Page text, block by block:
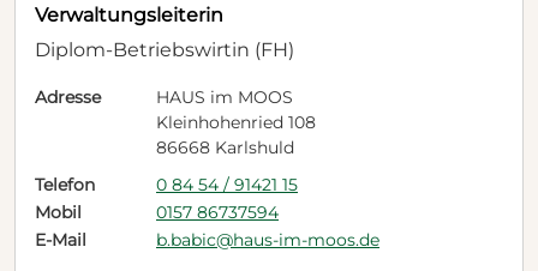
Verwaltungsleiterin
Diplom-Betriebswirtin (FH)
Adresse
HAUS im MOOS
Kleinhohenried 108
86668 Karlshuld
Telefon
0 84 54 / 91421 15
Mobil
0157 86737594
E-Mail
b.babic@haus-im-moos.de